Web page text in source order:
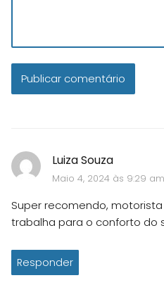
Luiza Souza
Maio 4, 2024 às 9:29 am
Super recomendo,
trabalha para o conforto do
Responder